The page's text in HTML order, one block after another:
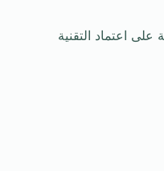
اعتماد التقنية